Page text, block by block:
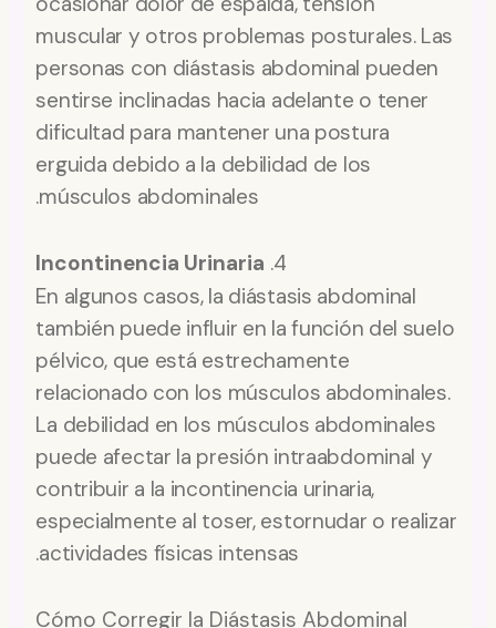
muscular y otros problemas posturales. Las
personas con diástasis abdominal pueden
sentirse inclinadas hacia adelante o tener
dificultad para mantener una postura
erguida debido a la debilidad de los
músculos abdominales.
4.
Incontinencia Urinaria
En algunos casos, la diástasis abdominal
también puede influir en la función del suelo
pélvico, que está estrechamente
relacionado con los músculos abdominales.
La debilidad en los músculos abdominales
puede afectar la presión intraabdominal y
contribuir a la incontinencia urinaria,
especialmente al toser, estornudar o realizar
actividades físicas intensas.
Cómo Corregir la Diástasis Abdominal